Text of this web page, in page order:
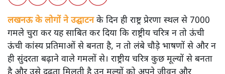
लखनऊ के लोगों ने उद्घाटनके दिन ही राष्ट्र प्रेरणा स्थल से 7000
गमले चुरा कर यह साबित कर दिया कि राष्ट्रीय चरित्र न तो ऊंची
ऊंची कांस्य प्रतिमाओं से बनता है, न तो लंबे चौड़े भाषणों से और न
ही सुंदरता बढ़ाने वाले गमलों से। राष्ट्रीय चरित्र कुछ मूल्यों से बनता